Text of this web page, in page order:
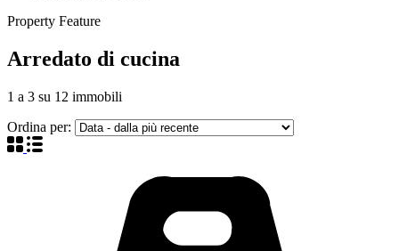
Property Feature
Arredato di cucina
1 a 3 su 12 immobili
Ordina per: